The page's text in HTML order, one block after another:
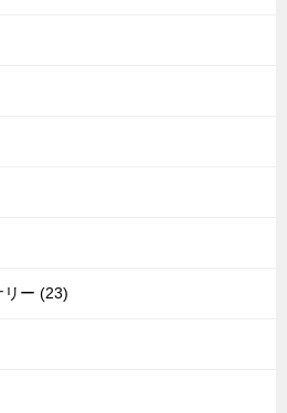
リー (23)